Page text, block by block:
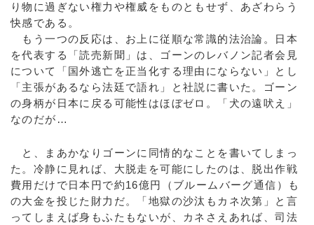
り物に過ぎない権力や権威をものともせず、あざわらう
快感である。
もう一つの反応は、お上に従順な常識的法治論。日本
を代表する「読売新聞」は、ゴーンのレバノン記者会見
について「国外逃亡を正当化する理由にならない」とし
「主張があるなら法廷で語れ」と社説に書いた。ゴーン
の身柄が日本に戻る可能性はほぼゼロ。「犬の遠吠え」
なのだが…
と、まあかなりゴーンに同情的なことを書いてしまっ
た。冷静に見れば、大脱走を可能にしたのは、脱出作戦
費用だけで日本円で約16億円（ブルームバーグ通信）も
の大金を投じた財力だ。「地獄の沙汰もカネ次第」と言
ってしまえば身もふたもないが、カネさえあれば、司法